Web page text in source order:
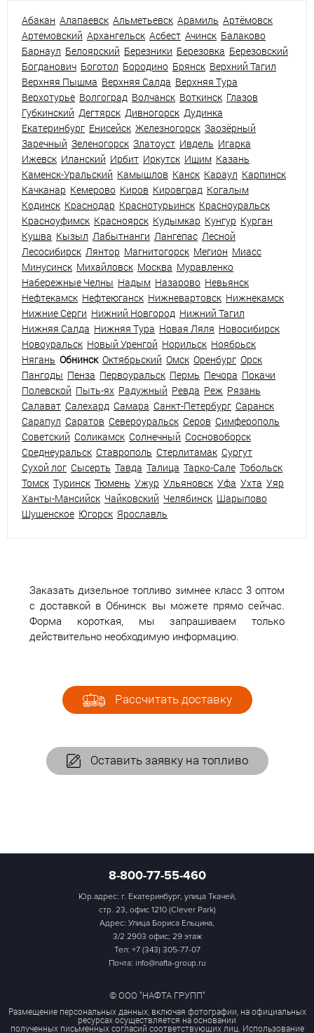
Абакан Алапаевск Альметьевск Арамиль Артёмовск
Артемовский Архангельск Асбест Ачинск Балаково
Барнаул Белоярский Березники Березовка Березовский
Богданович Боготол Бородино Брянск Верхний Тагил
Верхняя Пышма Верхняя Салда Верхняя Тура
Верхотурье Волгоград Волчанск Воткинск Глазов
Губкинский Дегтярск Дивногорск Дудинка
Екатеринбург Енисейск Железногорск Заозёрный
Заречный Зеленогорск Златоуст Ивдель Игарка
Ижевск Иланский Ирбит Иркутск Ишим Казань
Каменск-Уральский Камышлов Канск Караул Карпинск
Качканар Кемерово Киров Кировград Когалым
Кодинск Краснодар Краснотурьинск Красноуральск
Красноуфимск Красноярск Кудымкар Кунгур Курган
Кушва Кызыл Лабытнанги Лангепас Лесной
Лесосибирск Лянтор Магнитогорск Мегион Миасс
Минусинск Михайловск Москва Муравленко
Набережные Челны Надым Назарово Невьянск
Нефтекамск Нефтеюганск Нижневартовск Нижнекамск
Нижние Серги Нижний Новгород Нижний Тагил
Нижняя Салда Нижняя Тура Новая Ляля Новосибирск
Новоуральск Новый Уренгой Норильск Ноябрьск
Нягань Обнинск Октябрьский Омск Оренбург Орск
Пангоды Пенза Первоуральск Пермь Печора Покачи
Полевской Пыть-ях Радужный Ревда Реж Рязань
Салават Салехард Самара Санкт-Петербург Саранск
Сарапул Саратов Североуральск Серов Симферополь
Советский Соликамск Солнечный Сосновоборск
Среднеуральск Ставрополь Стерлитамак Сургут
Сухой лог Сысерть Тавда Талица Тарко-Сале Тобольск
Томск Туринск Тюмень Ужур Ульяновск Уфа Ухта Уяр
Ханты-Мансийск Чайковский Челябинск Шарыпово
Шушенское Югорск Ярославль
Заказать дизельное топливо зимнее класс 3 оптом
с доставкой в Обнинск вы можете прямо сейчас.
Форма короткая, мы запрашиваем только
действительно необходимую информацию.
Рассчитать доставку
Оставить заявку на топливо
8-800-77-55-460
Юр.адрес: г. Екатеринбург, улица Ткачей,
стр. 23, офис 1210 (Clever Park)
Адрес: Улица Бориса Ельцина,
3/2 2903 офис; 29 этаж
Тел: +7 (343) 305-77-07
Почта: info@nafta-group.ru
© ООО "НАФТА ГРУПП"
Размещение персональных данных, включая фотографии, на официальных
ресурсах осуществляется на основании
полученных письменных согласий соответствующих лиц. Использование